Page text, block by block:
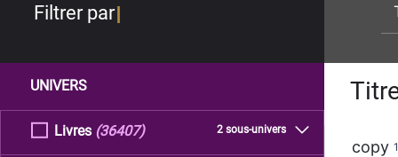
Filtrer par
UNIVERS
Livres 2 sous-univers
(36407)
copy